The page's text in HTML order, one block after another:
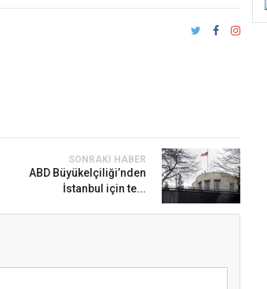
SONRAKI HABER
ABD Büyükelçiliği’nden
İstanbul için te...